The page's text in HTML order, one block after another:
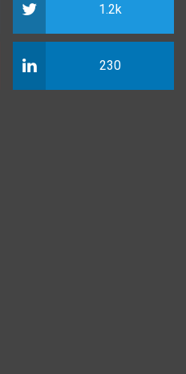
1.2k
230